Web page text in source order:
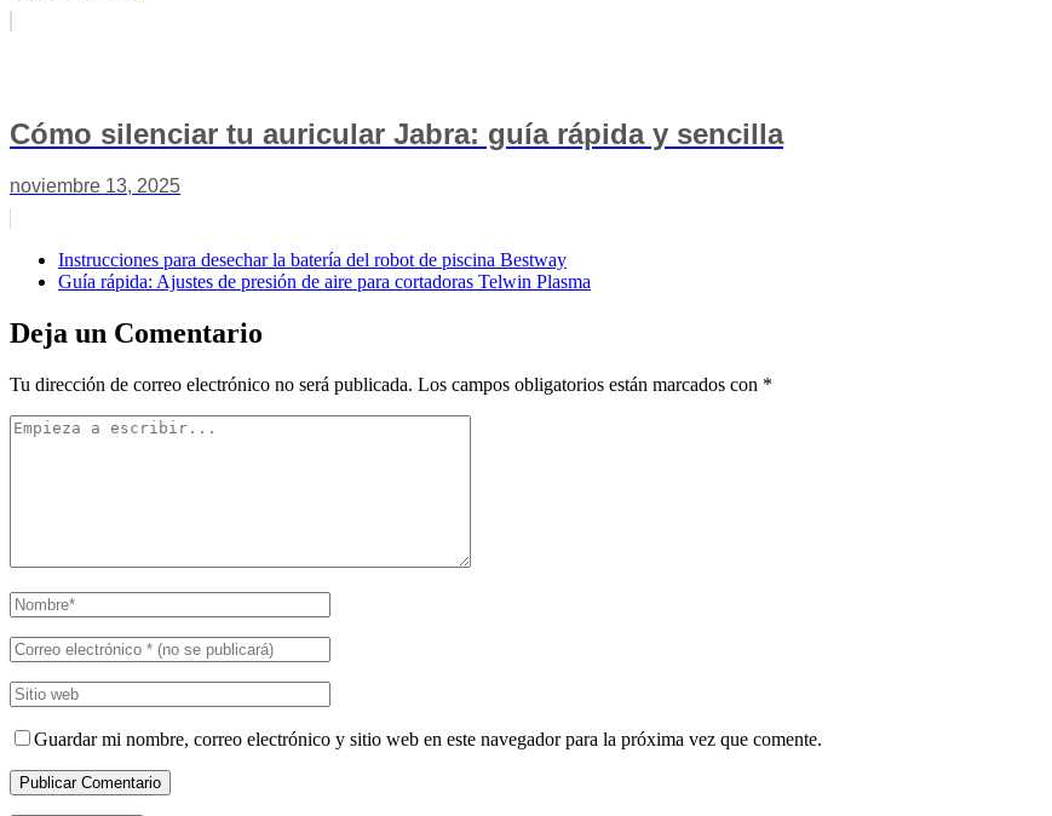
Cómo silenciar tu auricular Jabra: guía rápida y sencilla
noviembre 13, 2025
Instrucciones para desechar la batería del robot de piscina Bestway
Guía rápida: Ajustes de presión de aire para cortadoras Telwin Plasma
Deja un Comentario
Tu dirección de correo electrónico no será publicada. Los campos obligatorios están marcados con *
Guardar mi nombre, correo electrónico y sitio web en este navegador para la próxima vez que comente.